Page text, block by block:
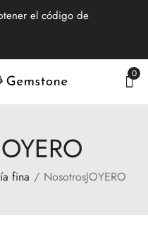
el código de
0
fina NosotrosJOYERO